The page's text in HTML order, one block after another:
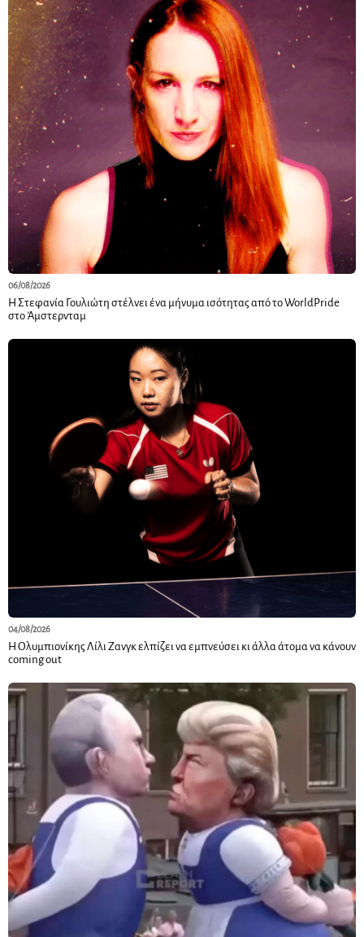
06/08/2026
Η Στεφανία Γουλιώτη στέλνει ένα μήνυμα ισότητας από το WorldPride
στο Άμστερνταμ
04/08/2026
Η Ολυμπιονίκης Λίλι Ζανγκ ελπίζει να εμπνεύσει κι άλλα άτομα να κάνουν
coming out